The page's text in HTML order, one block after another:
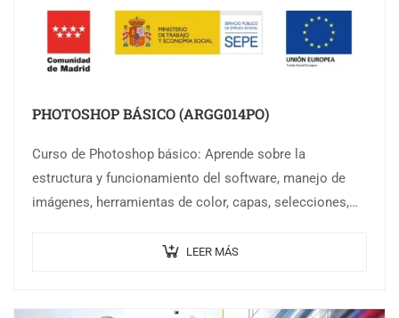
PHOTOSHOP BÁSICO (ARGG014PO)
Curso de Photoshop básico: Aprende sobre la
estructura y funcionamiento del software, manejo de
imágenes, herramientas de color, capas, selecciones,
LEER MÁS